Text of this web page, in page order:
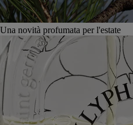
Una novità profumata per l'estate